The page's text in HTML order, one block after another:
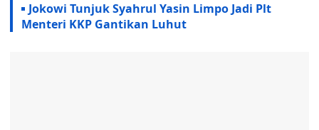
Jokowi Tunjuk Syahrul Yasin Limpo Jadi Plt
Menteri KKP Gantikan Luhut